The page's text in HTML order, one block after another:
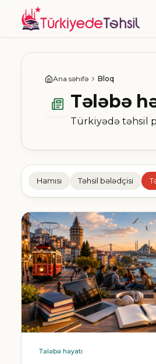
Ana səhifə Bloq
Tələbə
Türkiyədə təhsil
Hamısı Təhsil bələdçisi
Tələbə həyatı